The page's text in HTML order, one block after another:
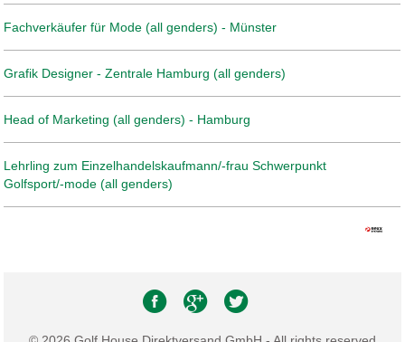
Fachverkäufer für Mode (all genders) - Münster
Grafik Designer - Zentrale Hamburg (all genders)
Head of Marketing (all genders) - Hamburg
Lehrling zum Einzelhandelskaufmann/-frau Schwerpunkt
Golfsport/-mode (all genders)